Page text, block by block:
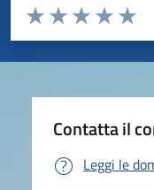
Valuta da 1 a 5 stelle la
Valuta 4
Valuta 3
Valuta 2 stelle su
Valuta 1 stelle su 5
Contatta il
Leggi le